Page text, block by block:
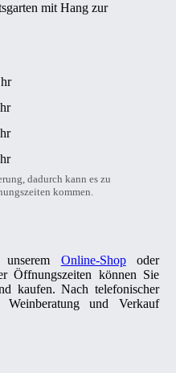
mit Hang zur
dadurch kann es zu
kommen.
Online-Shopoder
Öffnungszeiten können Sie
kaufen. Nach telefonischer
und Verkauf